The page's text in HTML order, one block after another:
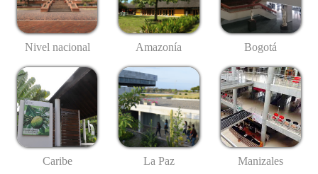
Nivel nacional Amazonía Bogotá
Caribe La Paz Manizales